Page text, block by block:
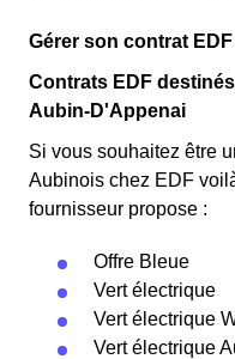
Gérer son contrat
Contrats EDF
Aubin-D'Appenai
Si vous souhaitez être
Aubinois chez EDF
fournisseur propose :
Offre Bleue
Vert électrique
Vert électrique
Vert électrique